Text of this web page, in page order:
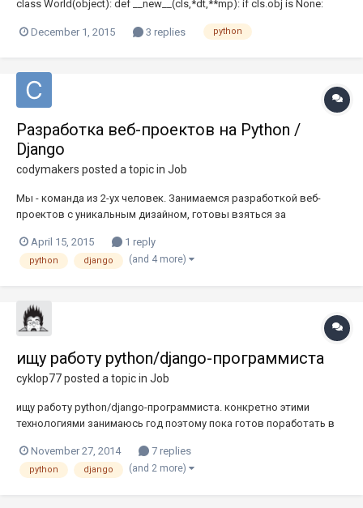
class World(object): def __new__(cls,*dt,**mp): if cls.obj is None:
name, boss): self.boss = boss self.name = name World.quantity +=...
December 1, 2015 3 replies python
Разработка веб-проектов на Python /
Django
codymakers posted a topic in Job
Мы - команда из 2-ух человек. Занимаемся разработкой веб-
проектов с уникальным дизайном, готовы взяться за
работу с любовью и выполняем все точно в сроки. У каждого из
Нас есть свои задачи: Front-end разработчик - Занимается
April 15, 2015 1 reply
python django (and 4 more)
ищу работу python/django-программиста
cyklop77posted a topic in Job
ищу работу python/django-программиста. конкретно этими
технологиями занимаюсь год поэтому пока готов поработать в
же умею верстать(html+css+js) и работать с популярными cms:
wordpress, drupal, modx, simpla, примеры работ здесь: http:...
November 27, 2014 7 replies
python django (and 2 more)